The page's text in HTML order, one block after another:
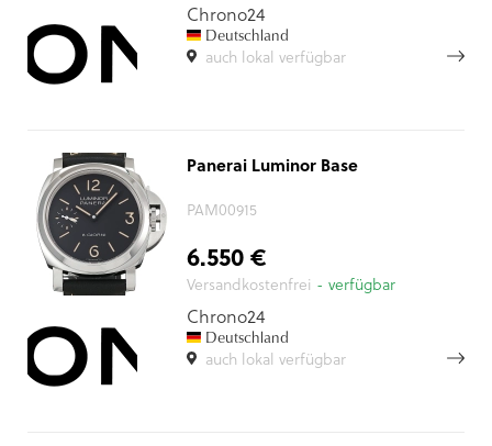
Chrono24
Deutschland
auch lokal verfügbar
Panerai Luminor Base
PAM00915
6.550 €
Versandkostenfrei - verfügbar
Chrono24
Deutschland
auch lokal verfügbar